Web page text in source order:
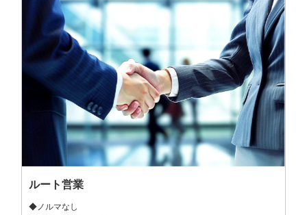
ルート営業
◆ノルマなし